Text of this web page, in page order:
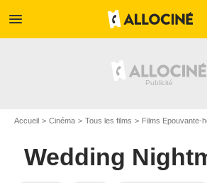
menu
Accueil Cinéma Tous les films Films Epouvante-
Wedding